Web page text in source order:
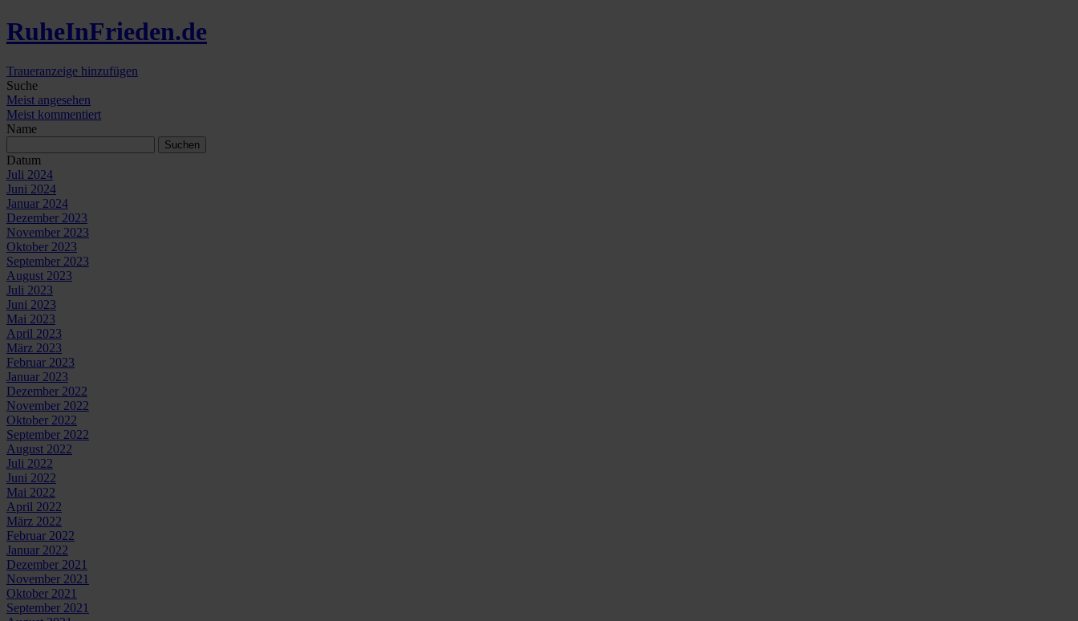
RuheInFrieden.de
Traueranzeige hinzufügen
Suche
Meist angesehen
Meist kommentiert
Name
Datum
Juli 2024
Juni 2024
Januar 2024
Dezember 2023
November 2023
Oktober 2023
September 2023
August 2023
Juli 2023
Juni 2023
Mai 2023
April 2023
März 2023
Februar 2023
Januar 2023
Dezember 2022
November 2022
Oktober 2022
September 2022
August 2022
Juli 2022
Juni 2022
Mai 2022
April 2022
März 2022
Februar 2022
Januar 2022
Dezember 2021
November 2021
Oktober 2021
September 2021